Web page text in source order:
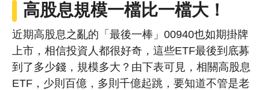
高股息規模一檔比一檔大！
近期高股息之亂的「最後一棒」00940也如期掛牌
上市，相信投資人都很好奇，這些ETF最後到底募
到了多少錢，規模多大？由下表可見，相關高股息
ETF，少則百億，多則千億起跳，要知道不管是老